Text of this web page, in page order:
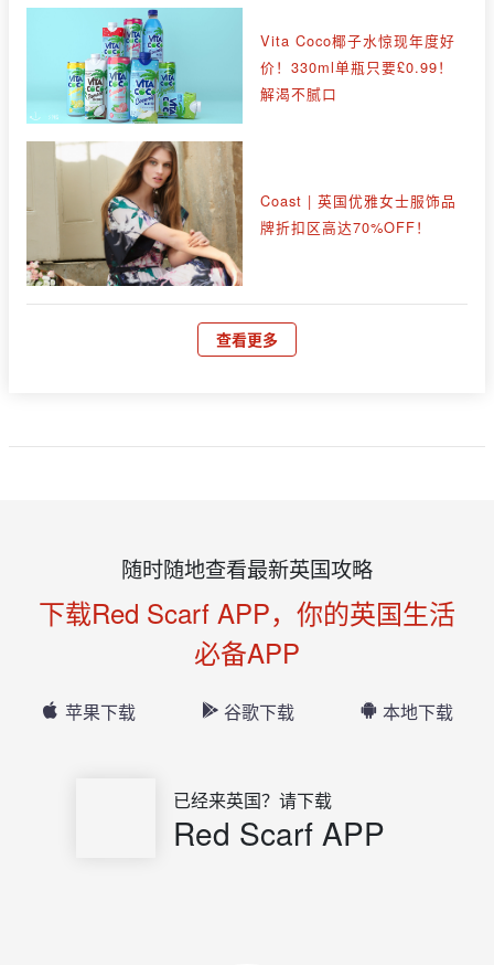
Vita Coco椰子水惊现年度好
价！330ml单瓶只要£0.99！
解渴不腻口
Coast | 英国优雅女士服饰品
牌折扣区高达70%OFF！
查看更多
随时随地查看最新英国攻略
下载Red Scarf APP，你的英国生活
必备APP
苹果下载 谷歌下载 本地下载
已经来英国？请下载
Red Scarf APP